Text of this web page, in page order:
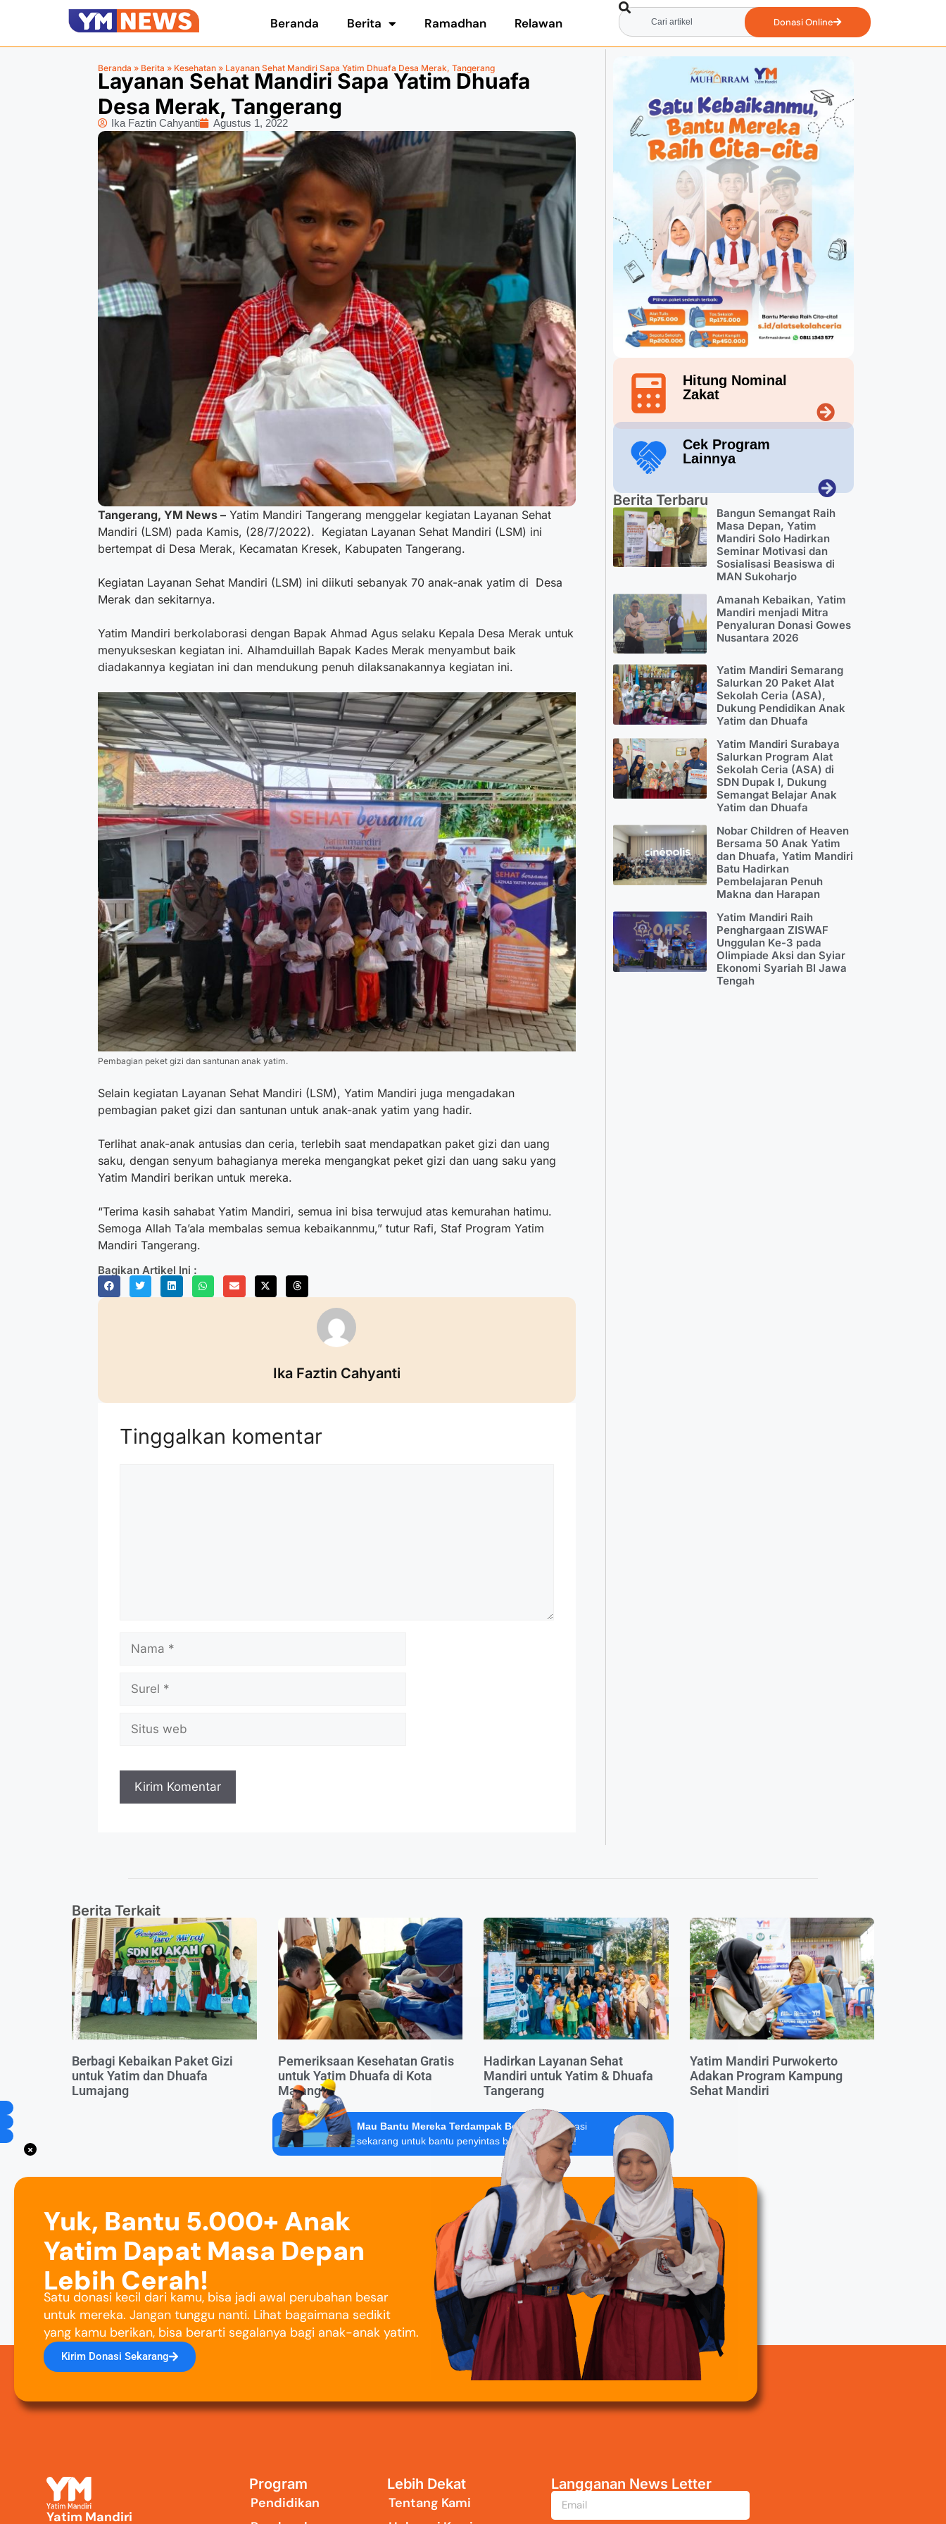
Beranda Berita Ramadhan Relawan Donasi Online
Beranda » Berita » Kesehatan » Layanan Sehat Mandiri Sapa Yatim Dhuafa Desa Merak, Tangerang
Layanan Sehat Mandiri Sapa Yatim Dhuafa
Desa Merak, Tangerang
Ika Faztin Cahyanti Agustus 1, 2022
Tangerang, YM News – Yatim Mandiri Tangerang menggelar kegiatan Layanan Sehat
Mandiri (LSM) pada Kamis, (28/7/2022). Kegiatan Layanan Sehat Mandiri (LSM) ini
bertempat di Desa Merak, Kecamatan Kresek, Kabupaten Tangerang.
Kegiatan Layanan Sehat Mandiri (LSM) ini diikuti sebanyak 70 anak-anak yatim di Desa
Merak dan sekitarnya.
Yatim Mandiri berkolaborasi dengan Bapak Ahmad Agus selaku Kepala Desa Merak untuk
menyukseskan kegiatan ini. Alhamduillah Bapak Kades Merak menyambut baik
diadakannya kegiatan ini dan mendukung penuh dilaksanakannya kegiatan ini.
Pembagian peket gizi dan santunan anak yatim.
Selain kegiatan Layanan Sehat Mandiri (LSM), Yatim Mandiri juga mengadakan
pembagian paket gizi dan santunan untuk anak-anak yatim yang hadir.
Terlihat anak-anak antusias dan ceria, terlebih saat mendapatkan paket gizi dan uang
saku, dengan senyum bahagianya mereka mengangkat peket gizi dan uang saku yang
Yatim Mandiri berikan untuk mereka.
“Terima kasih sahabat Yatim Mandiri, semua ini bisa terwujud atas kemurahan hatimu.
Semoga Allah Ta’ala membalas semua kebaikannmu,” tutur Rafi, Staf Program Yatim
Mandiri Tangerang.
Bagikan Artikel Ini :
Ika Faztin Cahyanti
Tinggalkan komentar
Hitung Nominal
Zakat
Cek Program
Lainnya
Berita Terbaru
Bangun Semangat Raih
Masa Depan, Yatim
Mandiri Solo Hadirkan
Seminar Motivasi dan
Sosialisasi Beasiswa di
MAN Sukoharjo
Amanah Kebaikan, Yatim
Mandiri menjadi Mitra
Penyaluran Donasi Gowes
Nusantara 2026
Yatim Mandiri Semarang
Salurkan 20 Paket Alat
Sekolah Ceria (ASA),
Dukung Pendidikan Anak
Yatim dan Dhuafa
Yatim Mandiri Surabaya
Salurkan Program Alat
Sekolah Ceria (ASA) di
SDN Dupak I, Dukung
Semangat Belajar Anak
Yatim dan Dhuafa
Nobar Children of Heaven
Bersama 50 Anak Yatim
dan Dhuafa, Yatim Mandiri
Batu Hadirkan
Pembelajaran Penuh
Makna dan Harapan
Yatim Mandiri Raih
Penghargaan ZISWAF
Unggulan Ke-3 pada
Olimpiade Aksi dan Syiar
Ekonomi Syariah BI Jawa
Tengah
Berita Terkait
Berbagi Kebaikan Paket Gizi
untuk Yatim dan Dhuafa
Lumajang
Pemeriksaan Kesehatan Gratis
untuk Yatim Dhuafa di Kota
Malang
Hadirkan Layanan Sehat
Mandiri untuk Yatim & Dhuafa
Tangerang
Yatim Mandiri Purwokerto
Adakan Program Kampung
Sehat Mandiri
Mau Bantu Mereka Terdampak Bencana?
Donasi
sekarang untuk bantu penyintas banjir Sumatera!
Yuk, Bantu 5.000+ Anak
Yatim Dapat Masa Depan
Lebih Cerah!
Satu donasi kecil dari kamu, bisa jadi awal perubahan besar
untuk mereka. Jangan tunggu nanti. Lihat bagaimana sedikit
yang kamu berikan, bisa berarti segalanya bagi anak-anak yatim.
Kirim Donasi Sekarang
Yatim Mandiri
Program
Pendidikan
Lebih Dekat
Tentang Kami
Langganan News Letter